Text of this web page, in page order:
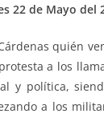
22 de Mayo del
quién
a los
y política,
a los